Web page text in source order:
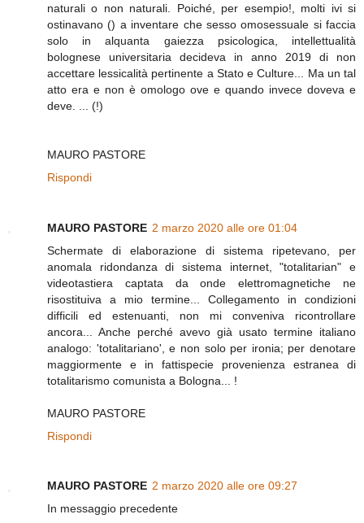
naturali o non naturali. Poiché, per esempio!, molti ivi si
ostinavano () a inventare che sesso omosessuale si faccia
solo in alquanta gaiezza psicologica, intellettualità
bolognese universitaria decideva in anno 2019 di non
accettare lessicalità pertinente a Stato e Culture... Ma un tal
atto era e non è omologo ove e quando invece doveva e
deve. ... (!)
MAURO PASTORE
Rispondi
MAURO PASTORE 2 marzo 2020 alle ore 01:04
Schermate di elaborazione di sistema ripetevano, per
anomala ridondanza di sistema internet, "totalitarian" e
videotastiera captata da onde elettromagnetiche ne
risostituiva a mio termine... Collegamento in condizioni
difficili ed estenuanti, non mi conveniva ricontrollare
ancora... Anche perché avevo già usato termine italiano
analogo: 'totalitariano', e non solo per ironia; per denotare
maggiormente e in fattispecie provenienza estranea di
totalitarismo comunista a Bologna... !
MAURO PASTORE
Rispondi
MAURO PASTORE 2 marzo 2020 alle ore 09:27
In messaggio precedente